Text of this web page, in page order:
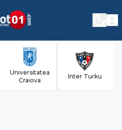
Universitatea
Craiova
Inter Turku